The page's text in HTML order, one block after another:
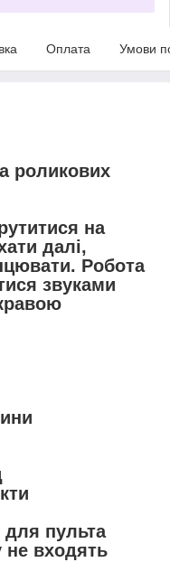
Оплата Умови
роликових
на
далі,
Робота
звуками
пульта
не входять